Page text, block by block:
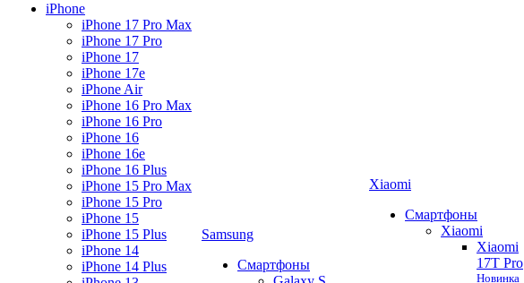
iPhone
iPhone 17 Pro Max
iPhone 17 Pro
iPhone 17
iPhone 17e
iPhone Air
iPhone 16 Pro Max
iPhone 16 Pro
iPhone 16
iPhone 16e
iPhone 16 Plus
iPhone 15 Pro Max
iPhone 15 Pro
iPhone 15
iPhone 15 Plus
iPhone 14
iPhone 14 Plus
Samsung
Смартфоны
Xiaomi
Смартфоны
Xiaomi
Xiaomi
17T Pro
Новинка